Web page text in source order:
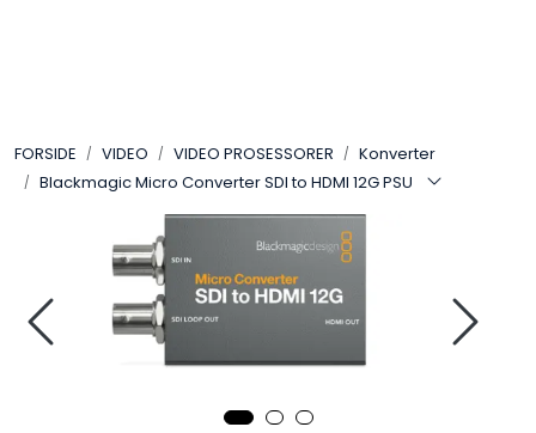
FORSIDE VIDEO VIDEO PROSESSORER
Konverter
Blackmagic Micro Converter SDI to HDMI 12G PSU
LYD
TILBEHØR